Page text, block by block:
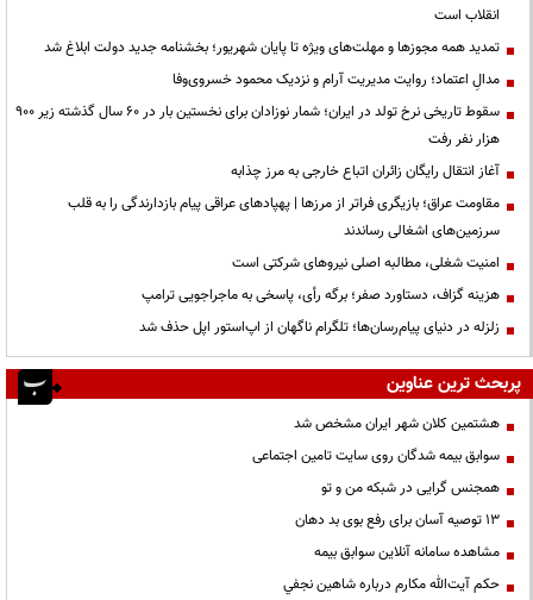
انقلاب است
تمدید همه مجوزها و مهلت‌های ویژه تا پایان شهریور؛ بخشنامه جدید دولت ابلاغ شد
مدالِ اعتماد؛ روایت مدیریت آرام و نزدیک محمود خسروی‌وفا
سقوط تاریخی نرخ تولد در ایران؛ شمار نوزادان برای نخستین بار در ۶۰ سال گذشته زیر ۹۰۰
هزار نفر رفت
آغاز انتقال رایگان زائران اتباع خارجی به مرز چذابه
مقاومت عراق؛ بازیگری فراتر از مرزها | پهپادهای عراقی پیام بازدارندگی را به قلب
سرزمین‌های اشغالی رساندند
‌امنیت شغلی، مطالبه اصلی نیروهای شرکتی است
هزینه گزاف، دستاورد صفر؛ برگه رأی، پاسخی به ماجراجویی ترامپ
زلزله در دنیای پیام‌رسان‌ها؛ تلگرام ناگهان از اپ‌استور اپل حذف شد
پربحث ترین عناوین
هشتمین کلان شهر ایران مشخص شد
سوابق بیمه شدگان روی سایت تامین اجتماعی
همجنس گرایی در شبکه من و تو
13 توصیه آسان برای رفع بوی بد دهان
مشاهده سامانه آنلاين سوابق بیمه
حكم آيت‌الله مكارم درباره شاهين نجفي